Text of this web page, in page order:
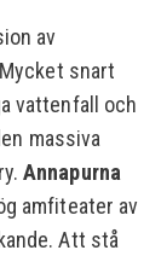
av
snart
vattenfall och
massiva
Annapurna
amfiteater av
Att stå